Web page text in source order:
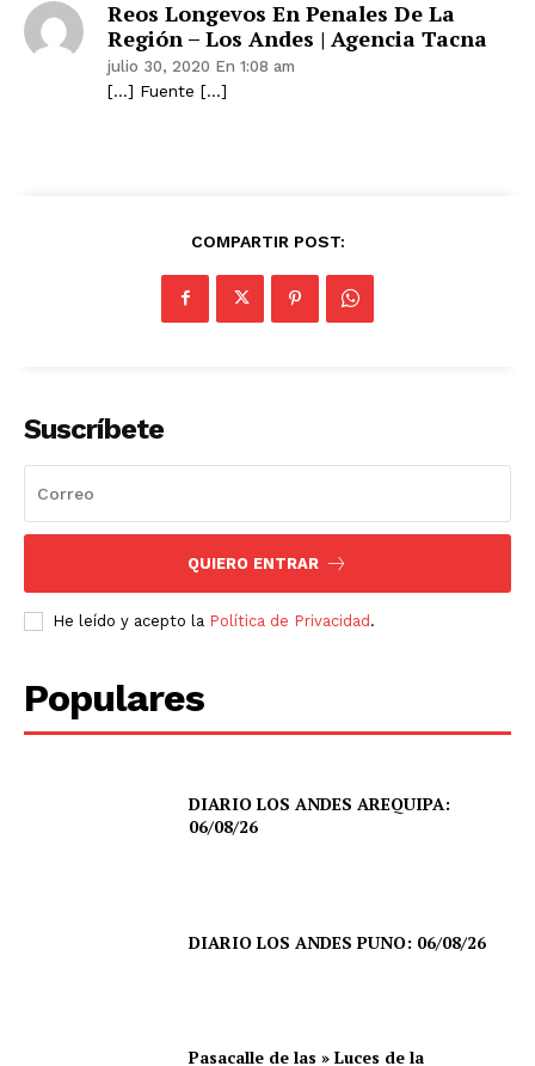
Reos Longevos En Penales De La
Región – Los Andes | Agencia Tacna
julio 30, 2020 En 1:08 am
[…] Fuente […]
COMPARTIR POST:
Suscríbete
QUIERO ENTRAR
He leído y acepto la Política de Privacidad.
Populares
DIARIO LOS ANDES AREQUIPA:
06/08/26
DIARIO LOS ANDES PUNO: 06/08/26
Pasacalle de las » Luces de la